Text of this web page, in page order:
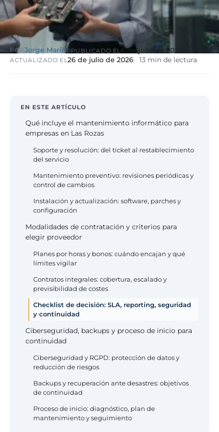
Evolución
Digital
Automatización,
IA aplicada,
eólico
clínicas
hospitales
RGPD reforzado,
diputaciones,
industria
13485, entornos
PORJorge MariñoPUBLICADO EL 6 de julio de 2026
ACTUALIZADO EL26 de julio de 2026 13 min de lectura
EN ESTE ARTÍCULO
Qué incluye el mantenimiento informático para
empresas en Las Rozas
Soporte y resolución: del ticket al restablecimiento
del servicio
Mantenimiento preventivo: revisiones periódicas y
control de cambios
Instalación y actualización: software, parches y
configuración
Modalidades de contratación y criterios para
elegir proveedor
Planes por horas y bonos: cuándo encajan y qué
límites vigilar
Contratos integrales: cobertura, escalado y
previsibilidad de costes
Checklist de decisión: SLA, reporting, seguridad
y continuidad
Ciberseguridad, backups y proceso de inicio para
continuidad
Ciberseguridad y RGPD: protección de datos y
reducción de riesgos
Backups y recuperación ante desastres: objetivos
de continuidad
Proceso de inicio: diagnóstico, plan de
mantenimiento y seguimiento